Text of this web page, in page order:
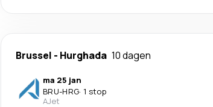
Brussel - Hurghada 10 dagen
ma 25 jan
BRU-HRG· 1 stop
AJet